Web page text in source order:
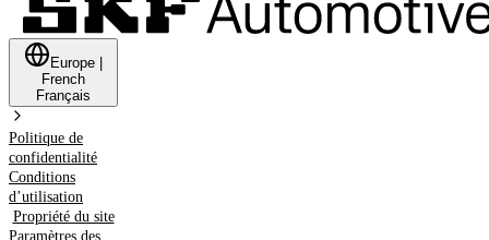
Europe
French
Français
Politique de
confidentialité
Conditions
d’utilisation
Propriété du site
Paramètres des